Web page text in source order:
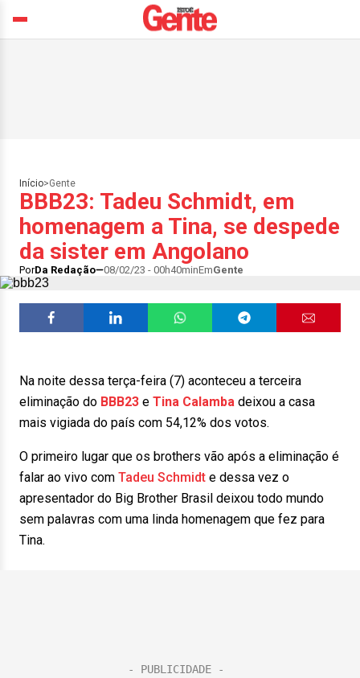
Início>Gente
BBB23: Tadeu Schmidt, em
homenagem a Tina, se despede
da sister em Angolano
PorDa Redação 08/02/23 - 00h40minEmGente
Na noite dessa terça-feira (7) aconteceu a terceira
eliminação do BBB23 e Tina Calamba deixou a casa
mais vigiada do país com 54,12% dos votos.
O primeiro lugar que os brothers vão após a eliminação é
falar ao vivo com Tadeu Schmidt e dessa vez o
apresentador do Big Brother Brasil deixou todo mundo
sem palavras com uma linda homenagem que fez para
Tina.